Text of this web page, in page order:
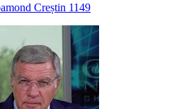
Creștin 1149